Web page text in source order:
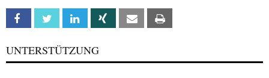
Facebook Twitter Linkedin Xing Email
UNTERSTÜTZUNG